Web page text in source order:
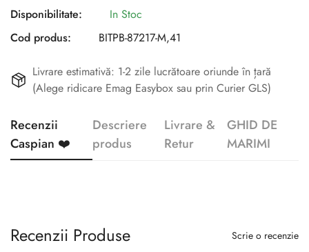
Disponibilitate:
In Stoc
Cod produs:
BITPB-87217-M,41
Livrare estimativă: 1-2 zile lucrătoare oriunde în țară
(Alege ridicare Emag Easybox sau prin Curier GLS)
Recenzii
Caspian ❤️
Descriere
produs
Livrare &
Retur
GHID DE
MARIMI
Recenzii Produse Scrie o recenzie